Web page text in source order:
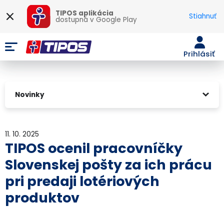
TIPOS aplikácia
dostupná vGoogle Play Stiahnuť
Prihlásiť
Novinky
11. 10. 2025
TIPOS ocenil pracovníčky
Slovenskej pošty za ich prácu
pri predaji lotériových
produktov